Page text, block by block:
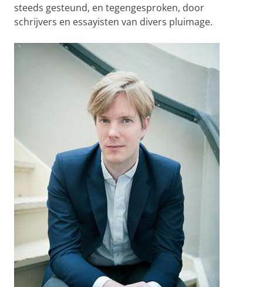
steeds gesteund, en tegengesproken, door
schrijvers en essayisten van divers pluimage.